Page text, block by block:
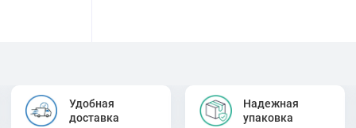
Удобная
доставка
Надежная
упаковка